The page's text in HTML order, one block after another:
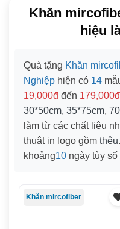
Khăn
hiệu
Quà tặng Khăn
Nghiệp hiện có 14
19,000đ đến 179,000đ
30*50cm, 35*75cm,
làm từ các chất liệu
thuật in logo gồm thêu
khoảng10 ngày tùy
Khăn mircofiber